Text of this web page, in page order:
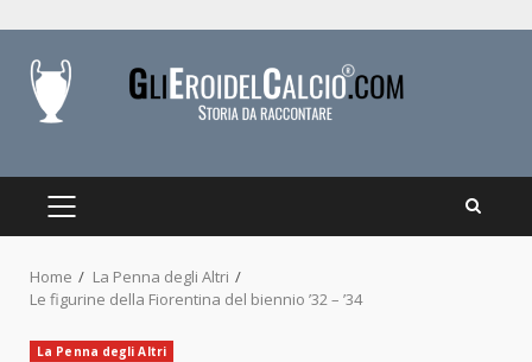
content
PRIMARY
Home
La Penna degli Altri
Le figurine della Fiorentina del biennio ’32 – ’34
La Penna degli Altri